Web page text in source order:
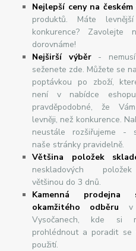
Nejlepší ceny na
produktů. Máte
konkurence?
dorovnáme!
Nejširšívýběr-
seženete zde. Můžete se
poptávkou po zboží,
není v nabídce
pravděpodobné, že
levněji, než konkurence.
neustále rozšiřujeme -
naše stránky pravidelně.
Většina položek
neskladových
většinou do 3 dnů.
Kamenná prodejna
okamžitého odběru v
Vysočanech, kde si
prohlédnout a poradit se
použití.